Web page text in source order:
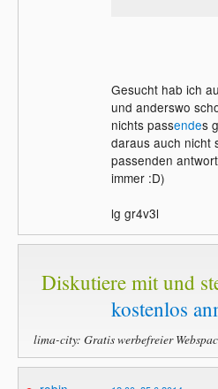
}
/*Icons*/
#icons {
min-width:350px;
margin-top:10px;
margin-left:auto;
margin-
text-
z-index:0;
<img
<img
<img
</div><!--Icons
Gesucht hab ich
und anderswo
nichts passendes
daraus auch nicht
passenden
immer :D)
lg gr4v3l
Diskutiere mit und
kostenlos
lima-city: Gratis werbefreier